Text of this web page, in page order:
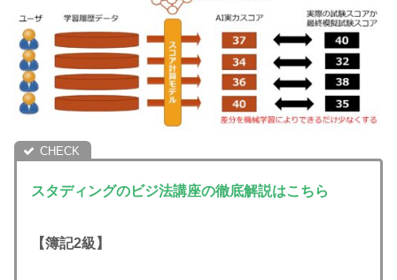
スタディングのビジ法講座の徹底解説はこちら
【簿記2級】